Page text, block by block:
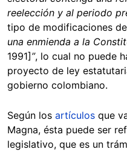
reelección y al periodo
tipo de modificaciones
una enmienda a la
1991] ”, lo cual no puede
proyecto de ley
gobierno colombiano.
Según los artículos que
Magna, ésta puede ser
legislativo, que es un